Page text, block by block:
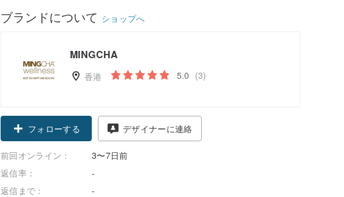
ブランドについて ショップへ
MINGCHA
香港 5.0 (3)
フォローする デザイナーに連絡
前回オンライン：
3〜7日前
返信率：
-
返信まで：
-